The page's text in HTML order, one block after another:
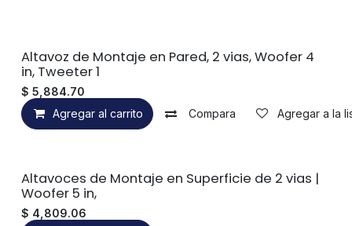
Altavoz de Montaje en Pared, 2 vias, Woofer 4
in, Tweeter 1
$ 5,884.70
Agregar al carrito
Compara Agregar a la
Altavoces de Montaje en Superficie de 2 vias |
Woofer 5 in,
$ 4,809.06